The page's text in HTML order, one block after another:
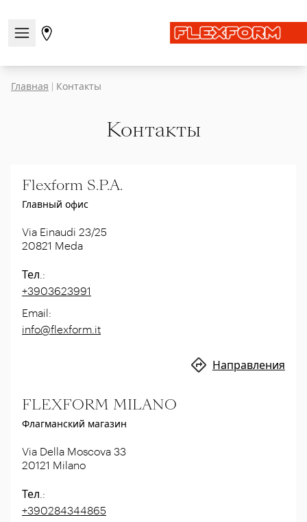
Открыть/закрыть меню навигации
Перейти на страницу магазинов
Главная | Контакты
Контакты
Flexform S.P.A.
Главный офис
Via Einaudi 23/25
20821 Meda
Тел. :
+3903623991
Email:
info@flexform.it
Направления
FLEXFORM MILANO
Флагманский магазин
Via Della Moscova 33
20121 Milano
Тел. :
+390284344865